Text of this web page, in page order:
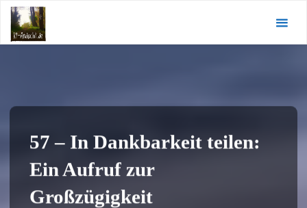
Zum
Inhalt
springen
57 – In Dankbarkeit teilen:
Ein Aufruf zur
Großzügigkeit